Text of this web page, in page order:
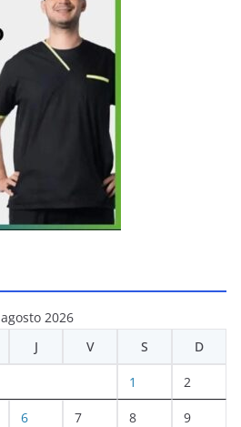
agosto 2026
J V S D
1 2
6 7 8 9